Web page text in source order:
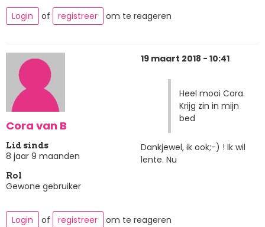
Login
of registreer om te reageren
Cora van B
Lid sinds
8 jaar 9 maanden
Rol
Gewone gebruiker
19 maart 2018 - 10:41
Heel mooi Cora.
Krijg zin in mijn
bed
Dankjewel, ik ook;-) ! Ik wil
lente. Nu
Login of registreer om te reageren